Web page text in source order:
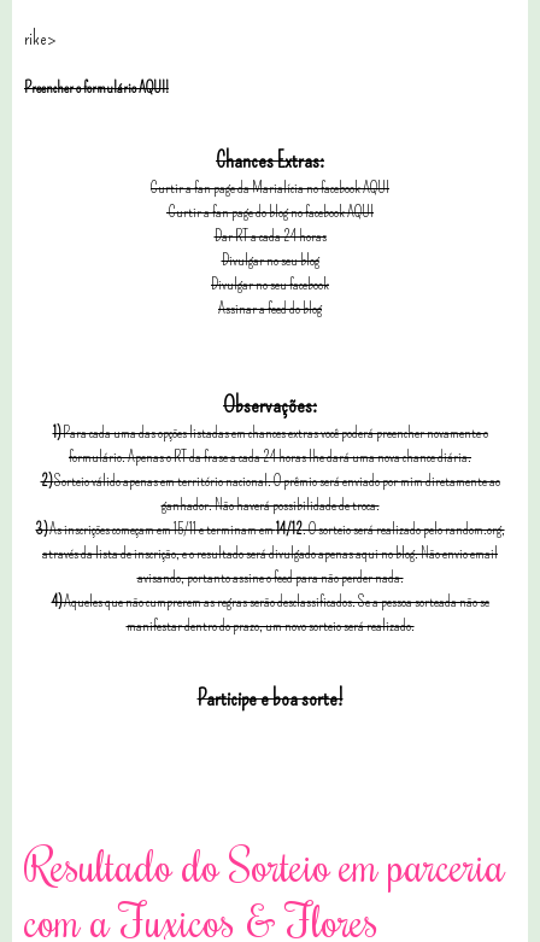
rike>
Preencher o formulário AQUI!
Chances Extras:
Curtir a fan page da Marialícia no facebook AQUI
Curtir a fan page do blog no facebook AQUI
Dar RT a cada 24 horas
Divulgar no seu blog
Divulgar no seu facebook
Assinar a feed do blog
Observações:
1)Para cada uma das opções listadas em chances extras você poderá preencher novamente o
formulário. Apenas o RT da frase a cada 24 horas lhe dará uma nova chance diária.
2)Sorteio válido apenas em território nacional. O prêmio será enviado por mim diretamente ao
ganhador. Não haverá possibilidade de troca.
3)As inscrições começam em 15/11 e terminam em14/12. O sorteio será realizado pelo random.org,
através da lista de inscrição, e o resultado será divulgado apenas aqui no blog. Não envio email
avisando, portanto assine o feed para não perder nada.
4)Aqueles que não cumprerem as regras serão desclassificados. Se a pessoa sorteada não se
manifestar dentro do prazo, um novo sorteio será realizado.
Participe e boa sorte!
Resultado do Sorteio em parceria
com a Fuxicos & Flores